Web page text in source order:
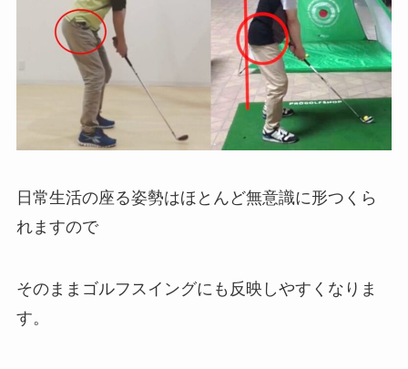
日常生活の座る姿勢はほとんど無意識に形つくら
れますので
そのままゴルフスイングにも反映しやすくなりま
す。